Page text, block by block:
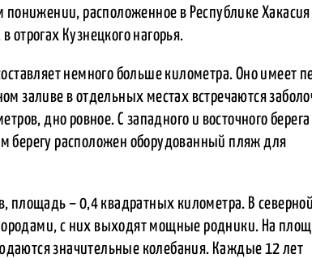
понижении, расположенное в Республике Хакасия
отрогах Кузнецкого нагорья.
немного больше километра. Оно имеет
заливе в отдельных местах встречаются
дно ровное. С западного и восточного
берегу расположен оборудованный пляж для
площадь – 0,4 квадратных километра. В
с них выходят мощные родники. На
значительные колебания. Каждые 12 лет